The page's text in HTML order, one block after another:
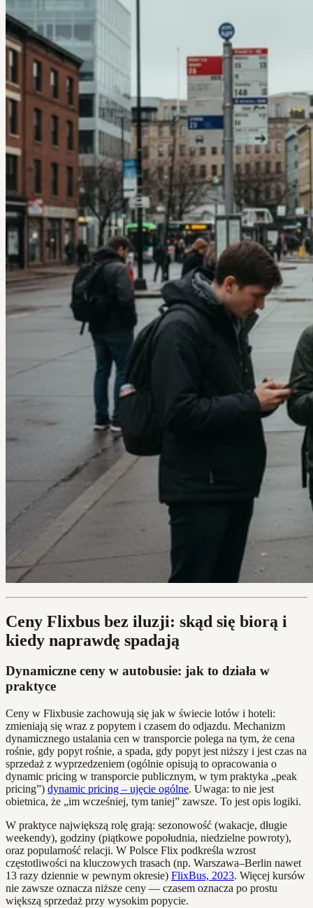
Ceny Flixbus bez iluzji: skąd się biorą i
kiedy naprawdę spadają
Dynamiczne ceny w autobusie: jak to działa w
praktyce
Ceny w Flixbusie zachowują się jak w świecie lotów i hoteli:
zmieniają się wraz z popytem i czasem do odjazdu. Mechanizm
dynamicznego ustalania cen w transporcie polega na tym, że cena
rośnie, gdy popyt rośnie, a spada, gdy popyt jest niższy i jest czas na
sprzedaż z wyprzedzeniem (ogólnie opisują to opracowania o
dynamic pricing w transporcie publicznym, w tym praktyka „peak
pricing”) dynamic pricing – ujęcie ogólne. Uwaga: to nie jest
obietnica, że „im wcześniej, tym taniej” zawsze. To jest opis logiki.
W praktyce największą rolę grają: sezonowość (wakacje, długie
weekendy), godziny (piątkowe popołudnia, niedzielne powroty),
oraz popularność relacji. W Polsce Flix podkreśla wzrost
częstotliwości na kluczowych trasach (np. Warszawa–Berlin nawet
13 razy dziennie w pewnym okresie) FlixBus, 2023. Więcej kursów
nie zawsze oznacza niższe ceny — czasem oznacza po prostu
większą sprzedaż przy wysokim popycie.